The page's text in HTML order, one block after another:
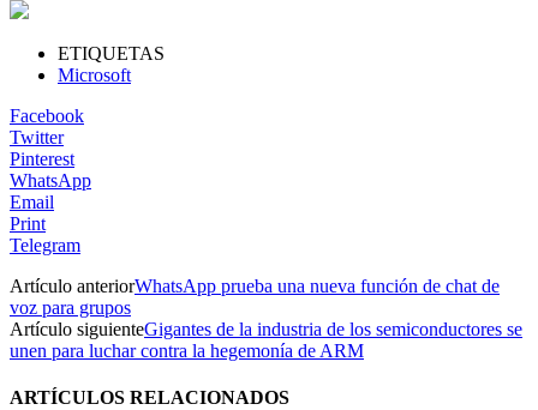
ETIQUETAS
Microsoft
Facebook
Twitter
Pinterest
WhatsApp
Email
Print
Telegram
Artículo anteriorWhatsApp prueba una nueva función de chat de
voz para grupos
Artículo siguienteGigantes de la industria de los semiconductores se
unen para luchar contra la hegemonía de ARM
ARTÍCULOS RELACIONADOS